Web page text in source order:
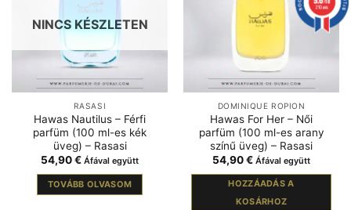
NINCS KÉSZLETEN
RASASI
Hawas Nautilus – Férfi
parfüm (100 ml-es kék
üveg) – Rasasi
54,90€ Áfával együtt
TOVÁBB OLVASOM
DOMINIQUE ROPION
Hawas For Her – Női
parfüm (100 ml-es arany
színű üveg) – Rasasi
54,90€ Áfával együtt
HOZZÁADÁS A
KOSÁRHOZ
210 avis